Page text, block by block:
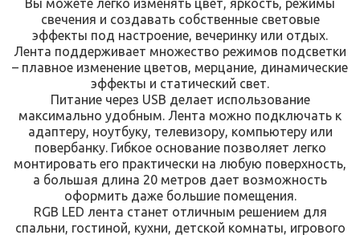
Вы можете легко изменять цвет, яркость, режимы
свечения и создавать собственные световые
эффекты под настроение, вечеринку или отдых.
Лента поддерживает множество режимов подсветки
– плавное изменение цветов, мерцание, динамические
эффекты и статический свет.
Питание через USB делает использование
максимально удобным. Лента можно подключать к
адаптеру, ноутбуку, телевизору, компьютеру или
повербанку. Гибкое основание позволяет легко
монтировать его практически на любую поверхность,
а большая длина 20 метров дает возможность
оформить даже большие помещения.
RGB LED лента станет отличным решением для
спальни, гостиной, кухни, детской комнаты, игрового